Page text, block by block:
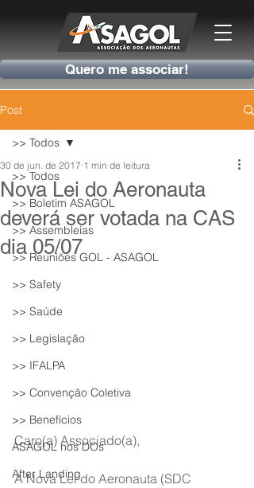
Quero me associar!
Post
>> Todos
>> Boletim ASAGOL
>> Assembleias
>> Reuniões GOL - ASAGOL
>> Safety
>> Saúde
>> Legislação
>> IFALPA
>> Convenção Coletiva
>> Benefícios
ASAGOL nos DOs
After Landing
>> Todos
Nova Lei do Aeronauta
deverá ser votada na CAS
dia 05/07
30 de jun. de 2017 1 min de leitura
Caro(a) Associado(a),
A Nova Lei do Aeronauta (SDC